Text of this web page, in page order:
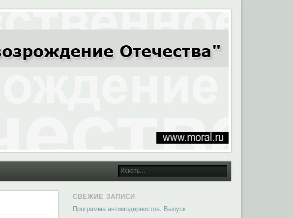
СВЕЖИЕ ЗАПИСИ
Программа антимодернистов. Выпуск